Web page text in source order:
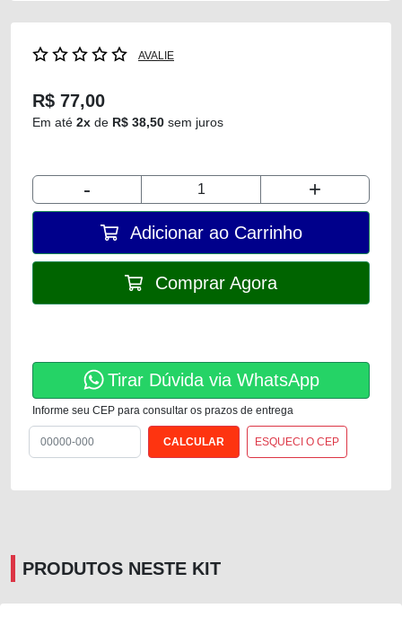
AVALIE
R$ 77,00
Em até 2x de R$ 38,50 sem juros
- +
Adicionar ao Carrinho
Comprar Agora
Tirar Dúvida via WhatsApp
Informe seu CEP para consultar os prazos de entrega
ESQUECI O CEP
PRODUTOS NESTE KIT